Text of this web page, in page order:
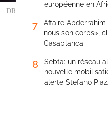
DR
européenne en
7
Affaire Abderrahim
nous son corps»,
Casablanca
8
Sebta: un réseau
nouvelle
alerte Stefano